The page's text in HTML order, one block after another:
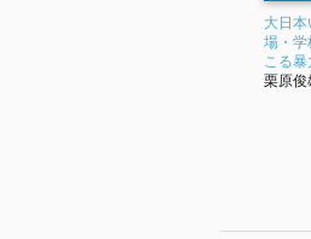
大日
場・学
こる
栗原俊